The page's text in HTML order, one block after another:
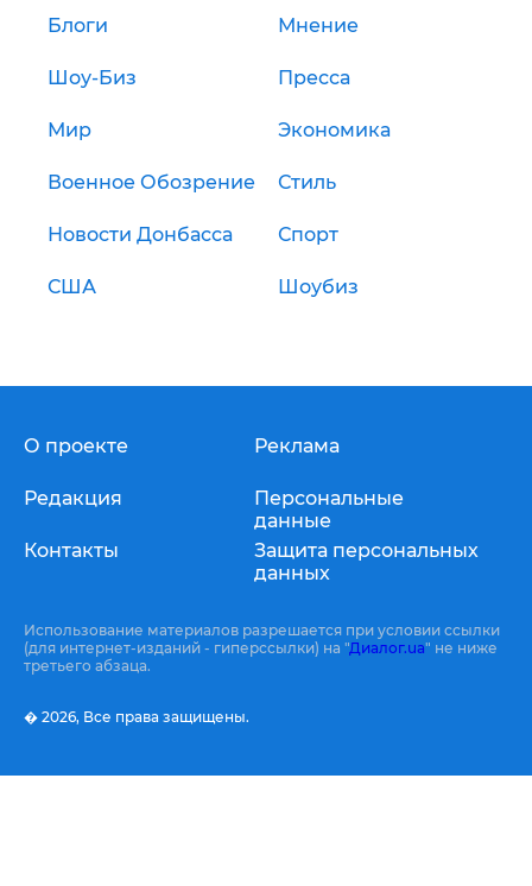
Блоги Мнение
Шоу-Биз Пресса
Мир Экономика
Военное Обозрение Стиль
Новости Донбасса Спорт
США Шоубиз
О проекте
Редакция
Контакты
Реклама
Персональные
данные
Защита персональных
данных
Использование материалов разрешается при условии ссылки
(для интернет-изданий - гиперссылки) на "Диалог.ua" не ниже
третьего абзаца.
� 2026, Все права защищены.